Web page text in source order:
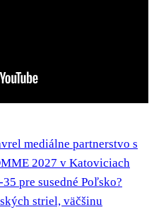
mediálne partnerstvo s
2027 v Katoviciach
pre susedné Poľsko?
striel, väčšinu